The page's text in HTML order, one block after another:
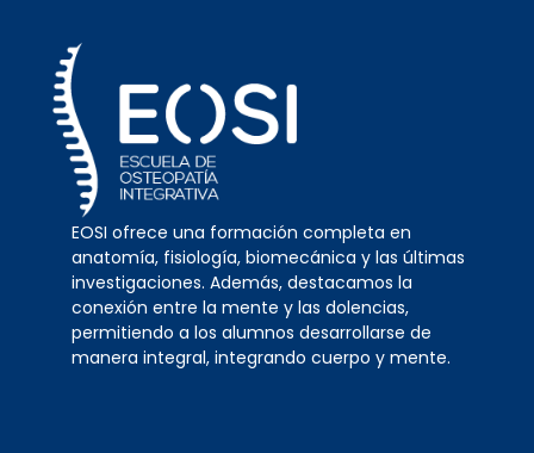
EOSI ofrece una formación completa en
anatomía, fisiología, biomecánica y las últimas
investigaciones. Además, destacamos la
conexión entre la mente y las dolencias,
permitiendo a los alumnos desarrollarse de
manera integral, integrando cuerpo y mente.